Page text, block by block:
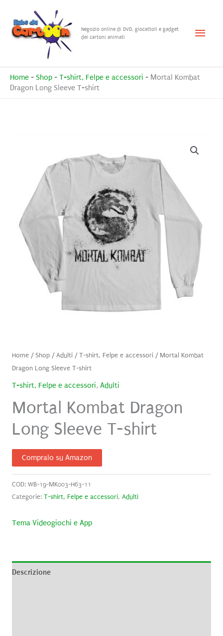
contenuto
Negozio online di DVD, giocattoli e gadget
dei cartoni animati
Menu
Home - Shop - T-shirt, Felpe e accessori - Mortal Kombat
Dragon Long Sleeve T-shirt
Home/ Shop/Adulti/T-shirt, Felpe e accessori/ Mortal Kombat
Dragon Long Sleeve T-shirt
T-shirt, Felpe e accessori, Adulti
Mortal Kombat Dragon
Long Sleeve T-shirt
Compralo su Amazon
COD: WB-19-MK003-H63-11
Categorie: T-shirt, Felpe e accessori, Adulti
Tema Videogiochi e App
Descrizione